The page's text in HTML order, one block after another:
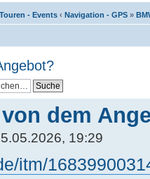
- Events ‹ Navigation - GPS »
dem
19:29
itm/